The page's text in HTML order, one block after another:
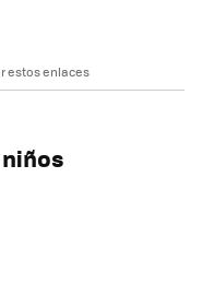
estos enlaces